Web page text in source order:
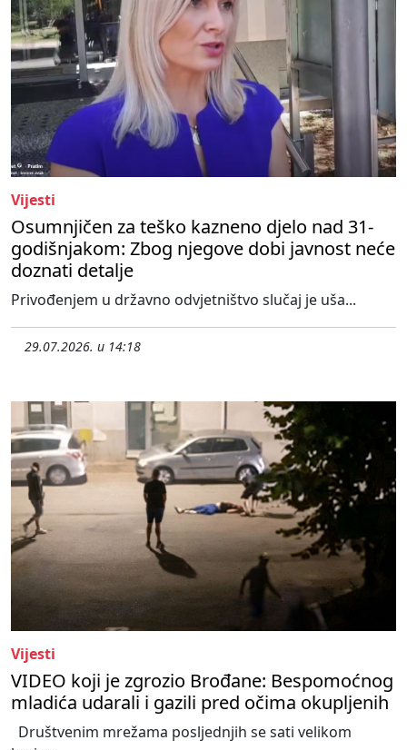
Vijesti
Osumnjičen za teško kazneno djelo nad 31-
godišnjakom: Zbog njegove dobi javnost neće
doznati detalje
Privođenjem u državno odvjetništvo slučaj je uša...
29.07.2026. u 14:18
Vijesti
VIDEO koji je zgrozio Brođane: Bespomoćnog
mladića udarali i gazili pred očima okupljenih
Društvenim mrežama posljednjih se sati velikom